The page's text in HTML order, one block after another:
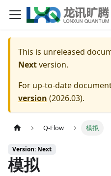
This is unreleased
Nextversion.
For up-to-date
version (2026.03).
Q-Flow 模拟
Version: Next
模拟